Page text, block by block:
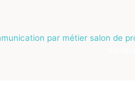
par métier salon de